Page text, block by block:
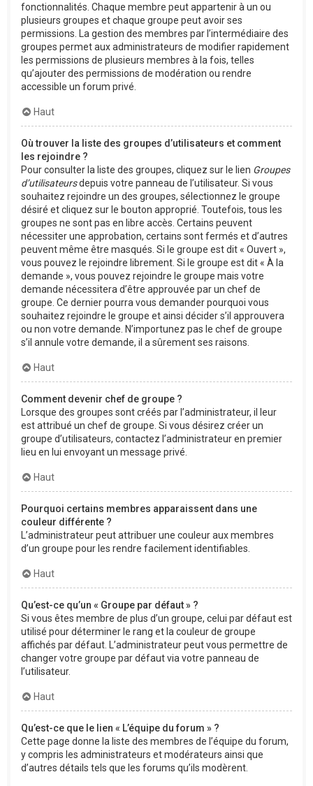
fonctionnalités. Chaque membre peut appartenir à un ou
plusieurs groupes et chaque groupe peut avoir ses
permissions. La gestion des membres par l’intermédiaire des
groupes permet aux administrateurs de modifier rapidement
les permissions de plusieurs membres à la fois, telles
qu’ajouter des permissions de modération ou rendre
accessible un forum privé.
Haut
Où trouver la liste des groupes d’utilisateurs et comment
les rejoindre ?
Pour consulter la liste des groupes, cliquez sur le lien Groupes
d’utilisateursdepuis votre panneau de l’utilisateur. Si vous
souhaitez rejoindre un des groupes, sélectionnez le groupe
désiré et cliquez sur le bouton approprié. Toutefois, tous les
groupes ne sont pas en libre accès. Certains peuvent
nécessiter une approbation, certains sont fermés et d’autres
peuvent même être masqués. Si le groupe est dit « Ouvert »,
vous pouvez le rejoindre librement. Si le groupe est dit « À la
demande », vous pouvez rejoindre le groupe mais votre
demande nécessitera d’être approuvée par un chef de
groupe. Ce dernier pourra vous demander pourquoi vous
souhaitez rejoindre le groupe et ainsi décider s’il approuvera
ou non votre demande. N’importunez pas le chef de groupe
s’il annule votre demande, il a sûrement ses raisons.
Haut
Comment devenir chef de groupe ?
Lorsque des groupes sont créés par l’administrateur, il leur
est attribué un chef de groupe. Si vous désirez créer un
groupe d’utilisateurs, contactez l’administrateur en premier
lieu en lui envoyant un message privé.
Haut
Pourquoi certains membres apparaissent dans une
couleur différente ?
L’administrateur peut attribuer une couleur aux membres
d’un groupe pour les rendre facilement identifiables.
Haut
Qu’est-ce qu’un « Groupe par défaut » ?
Si vous êtes membre de plus d’un groupe, celui par défaut est
utilisé pour déterminer le rang et la couleur de groupe
affichés par défaut. L’administrateur peut vous permettre de
changer votre groupe par défaut via votre panneau de
l’utilisateur.
Haut
Qu’est-ce que le lien « L’équipe du forum » ?
Cette page donne la liste des membres de l’équipe du forum,
y compris les administrateurs et modérateurs ainsi que
d’autres détails tels que les forums qu’ils modèrent.